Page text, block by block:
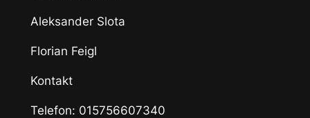
Aleksander Slota
Florian Feigl
Kontakt
Telefon: 015756607340